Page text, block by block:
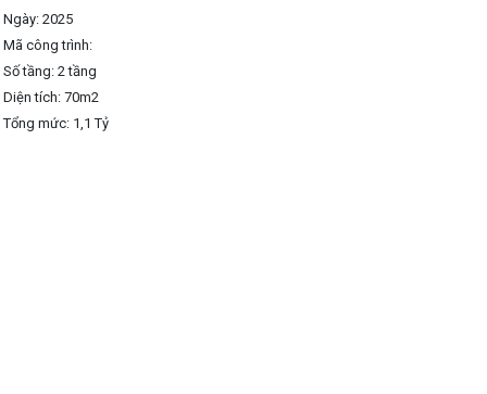
Ngày: 2025
Mã công trình:
Số tầng: 2 tầng
Diện tích: 70m2
Tổng mức: 1,1 Tỷ